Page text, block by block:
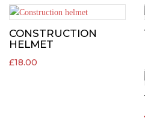
CONSTRUCTION
HELMET
£18.00